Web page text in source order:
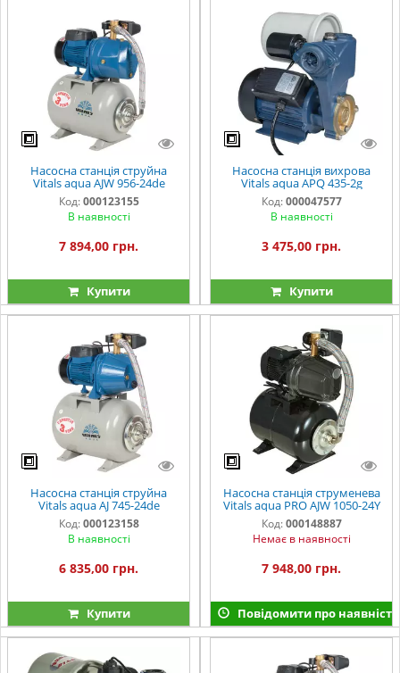
Насосна станція струйна
Vitals aqua AJW 956-24de
Код: 000123155
В наявності
7 894,00 грн.
Купити
Насосна станція вихрова
Vitals aqua APQ 435-2g
Код: 000047577
В наявності
3 475,00 грн.
Купити
Насосна станція струйна
Vitals aqua AJ 745-24de
Код: 000123158
В наявності
6 835,00 грн.
Купити
Насосна станція струменева
Vitals aqua PRO AJW 1050-24Y
Код: 000148887
Немає в наявності
7 948,00 грн.
Повідомити про наявність